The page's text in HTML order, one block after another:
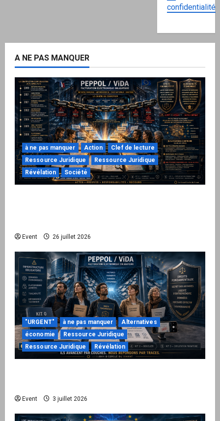
confidentialité
A NE PAS MANQUER
à ne pas manquer Action
Clef de lecture
Ressource Juridique
Ressource Juridique
Révélation
Société
Event 26 juillet 2026
"URGENT" à ne pas manquer
Alternatives
économie
Ressource Juridique
Ressource Juridique
Révélation
Event 3 juillet 2026